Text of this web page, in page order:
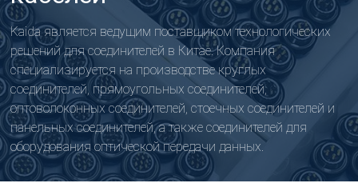
Kaida является ведущим поставщиком технологических
решений для соединителей в Китае. Компания
специализируется на производстве круглых
соединителей, прямоугольных соединителей,
оптоволоконных соединителей, стоечных соединителей и
панельных соединителей, а также соединителей для
оборудования оптической передачи данных.